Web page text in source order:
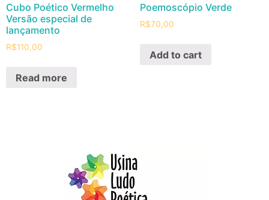
Cubo Poético Vermelho
Versão especial de
lançamento
R$110,00
Read more
Poemoscópio Verde
R$70,00
Add to cart